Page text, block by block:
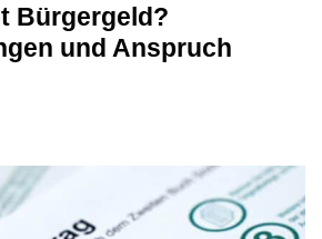
Bürgergeld?
und Anspruch